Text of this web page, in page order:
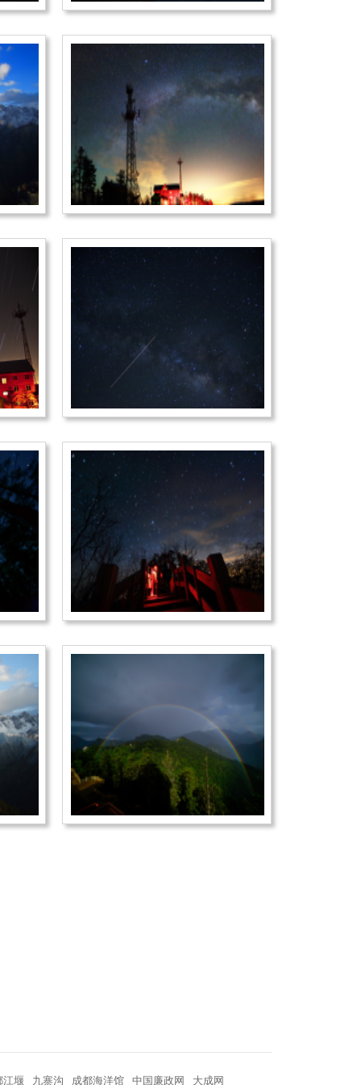
江堰 九寨沟 成都海洋馆 中国廉政网 大成网